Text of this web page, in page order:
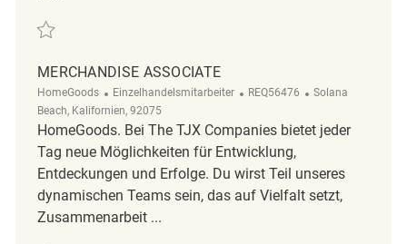
Retten Merchandise Associate REQ95481
MERCHANDISE ASSOCIATE
HomeGoods Kategorie
Einzelhandelsmitarbeiter ReqId
REQ56476 Ort
Solana
Beach, Kalifornien, 92075
HomeGoods. Bei The TJX Companies bietet jeder
Tag neue Möglichkeiten für Entwicklung,
Entdeckungen und Erfolge. Du wirst Teil unseres
dynamischen Teams sein, das auf Vielfalt setzt,
Zusammenarbeit ...